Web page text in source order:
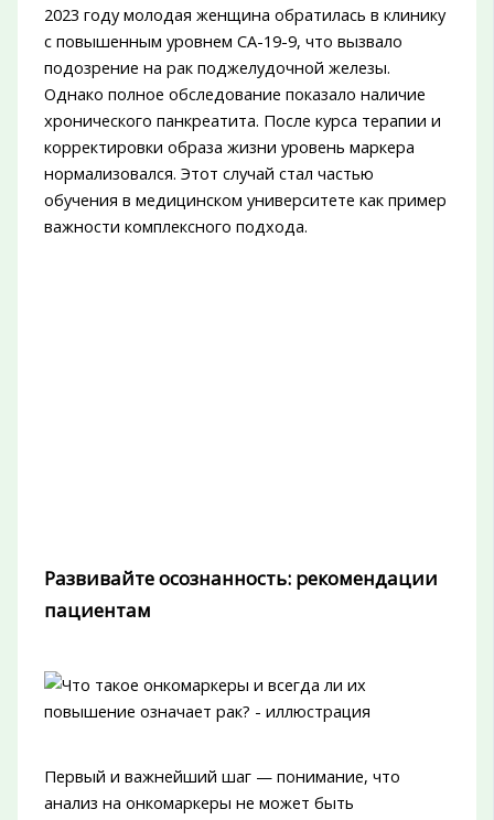
2023 году молодая женщина обратилась в клинику
с повышенным уровнем СА-19-9, что вызвало
подозрение на рак поджелудочной железы.
Однако полное обследование показало наличие
хронического панкреатита. После курса терапии и
корректировки образа жизни уровень маркера
нормализовался. Этот случай стал частью
обучения в медицинском университете как пример
важности комплексного подхода.
Развивайте осознанность: рекомендации
пациентам
Первый и важнейший шаг — понимание, что
анализ на онкомаркеры не может быть